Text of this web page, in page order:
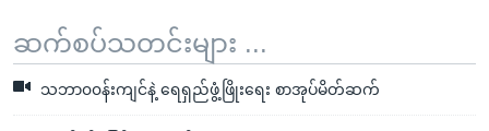
ဆက်စပ်သတင်းများ ...
သဘာ၀၀န်းကျင်နဲ့ ရေရှည်ဖွံ့ဖြိုးရေး စာအုပ်မိတ်ဆက်